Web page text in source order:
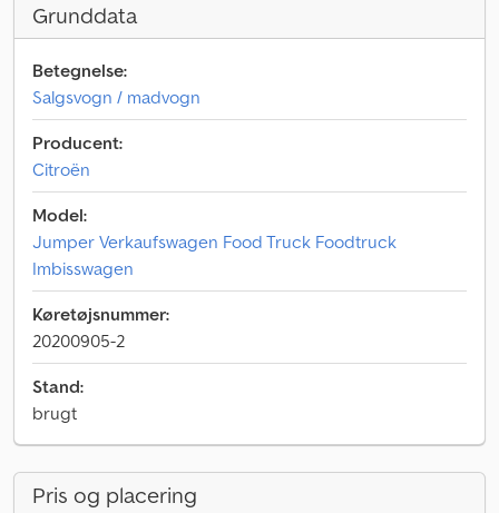
Grunddata
Betegnelse:
Salgsvogn / madvogn
Producent:
Citroën
Model:
Jumper Verkaufswagen Food Truck Foodtruck
Imbisswagen
Køretøjsnummer:
20200905-2
Stand:
brugt
Pris og placering